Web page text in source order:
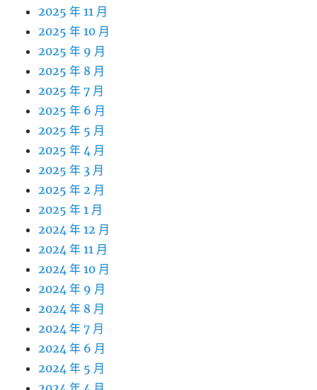
2025 年 11 月
2025 年 10 月
2025 年 9 月
2025 年 8 月
2025 年 7 月
2025 年 6 月
2025 年 5 月
2025 年 4 月
2025 年 3 月
2025 年 2 月
2025 年 1 月
2024 年 12 月
2024 年 11 月
2024 年 10 月
2024 年 9 月
2024 年 8 月
2024 年 7 月
2024 年 6 月
2024 年 5 月